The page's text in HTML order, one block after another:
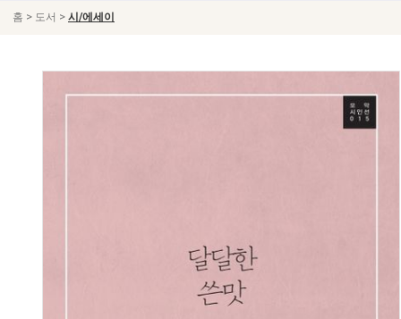
홈 > 도서 > 시/에세이